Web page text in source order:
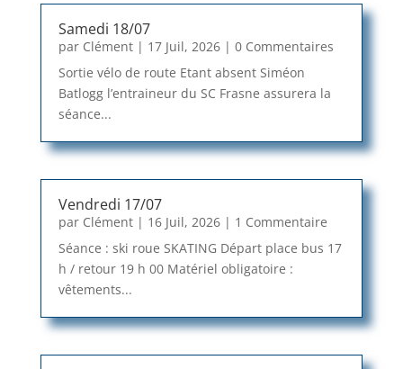
Samedi 18/07
par Clément| 17 Juil, 2026| 0 Commentaires
Sortie vélo de route Etant absent Siméon
Batlogg l’entraineur du SC Frasne assurera la
séance...
Vendredi 17/07
par Clément| 16 Juil, 2026| 1 Commentaire
Séance : ski roue SKATING Départ place bus 17
h / retour 19 h 00 Matériel obligatoire :
vêtements...